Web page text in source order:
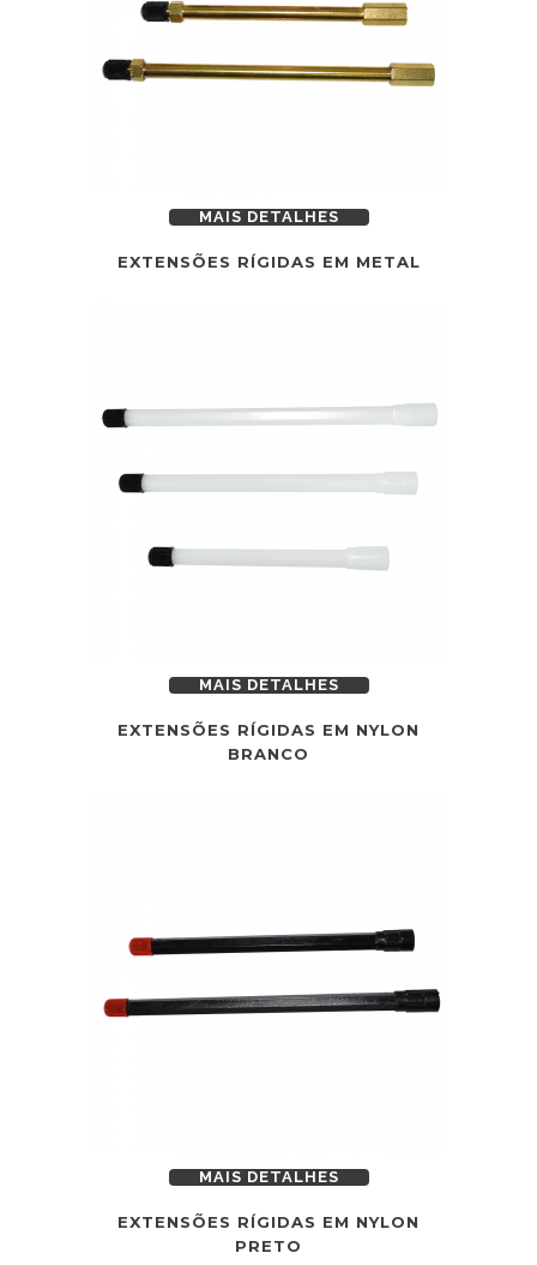
MAIS DETALHES
EXTENSÕES RÍGIDAS EM METAL
MAIS DETALHES
EXTENSÕES RÍGIDAS EM NYLON
BRANCO
MAIS DETALHES
EXTENSÕES RÍGIDAS EM NYLON
PRETO